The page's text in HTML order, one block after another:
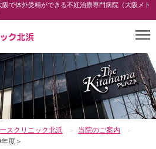
で体外受精ができる不妊治療専門病院（大阪メト
スクリニック北浜
当院のご案内
度＞